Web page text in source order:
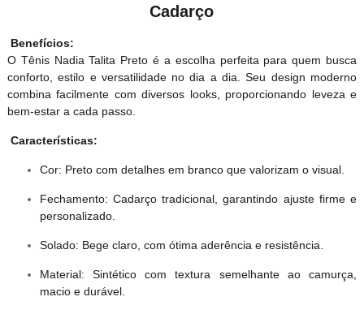
Cadarço
Benefícios:
O Tênis Nadia Talita Preto é a escolha perfeita para quem busca
conforto, estilo e versatilidade no dia a dia. Seu design moderno
combina facilmente com diversos looks, proporcionando leveza e
bem-estar a cada passo.
Características:
Cor: Preto com detalhes em branco que valorizam o visual.
Fechamento: Cadarço tradicional, garantindo ajuste firme e
personalizado.
Solado: Bege claro, com ótima aderência e resistência.
Material: Sintético com textura semelhante ao camurça,
macio e durável.